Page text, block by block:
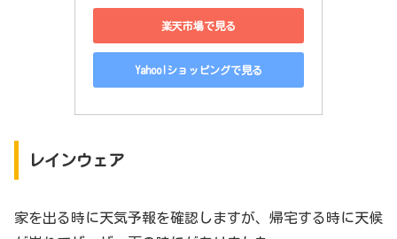
楽天市場で見る
Yahoo!ショッピングで見る
レインウェア
家を出る時に天気予報を確認しますが、帰宅する時に天候